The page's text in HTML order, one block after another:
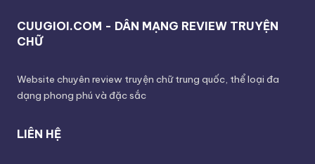
CUUGIOI.COM - DÂN MẠNG REVIEW TRUYỆN
CHỮ
Website chuyên review truyện chữ trung quốc, thể loại đa
dạng phong phú và đặc sắc
LIÊN HỆ